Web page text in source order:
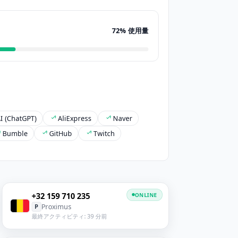
72% 使用量
(ChatGPT) AliExpress
Naver
Bumble GitHub Twitch
+32 159 710 235
P Proximus
最終アクティビティ: 39 分前
ONLINE